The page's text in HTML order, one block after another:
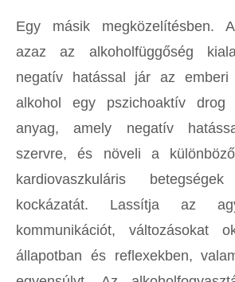
Egy másik megközelítésben.
azaz az alkoholfüggőség
negatív hatással jár az emberi
alkohol egy pszichoaktív drog
anyag, amely negatív
szervre, és növeli a
kardiovaszkuláris
kockázatát. Lassítja az
kommunikációt, változásokat
állapotban és reflexekben,